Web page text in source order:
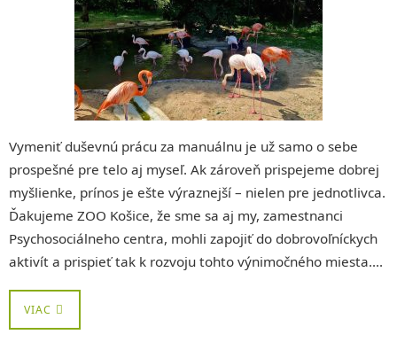
Vymeniť duševnú prácu za manuálnu je už samo o sebe
prospešné pre telo aj myseľ. Ak zároveň prispejeme dobrej
myšlienke, prínos je ešte výraznejší – nielen pre jednotlivca.
Ďakujeme ZOO Košice, že sme sa aj my, zamestnanci
Psychosociálneho centra, mohli zapojiť do dobrovoľníckych
aktivít a prispieť tak k rozvoju tohto výnimočného miesta….
VIAC